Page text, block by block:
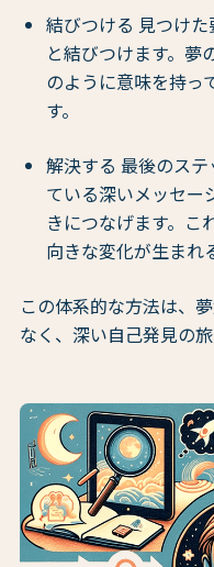
結びつける 見つけ
と結びつけます。夢
のように意味を持っ
す。
解決する 最後のス
ている深いメッセー
きにつなげます。こ
向きな変化が生まれ
この体系的な方法は、
なく、深い自己発見の